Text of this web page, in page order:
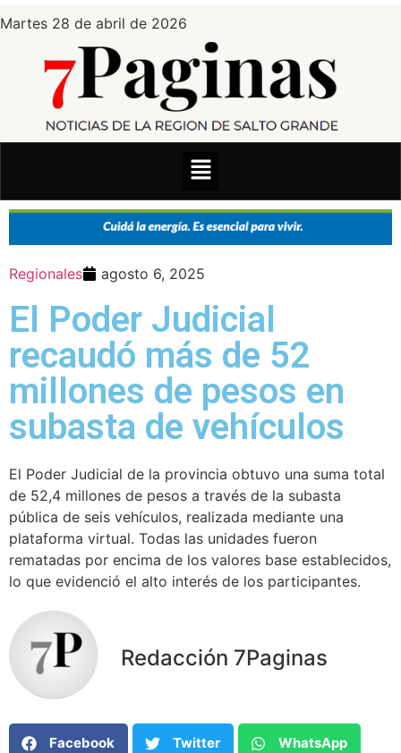
Martes 28 de abril de 2026
Regionales agosto 6, 2025
El Poder Judicial
recaudó más de 52
millones de pesos en
subasta de vehículos
El Poder Judicial de la provincia obtuvo una suma total
de 52,4 millones de pesos a través de la subasta
pública de seis vehículos, realizada mediante una
plataforma virtual. Todas las unidades fueron
rematadas por encima de los valores base establecidos,
lo que evidenció el alto interés de los participantes.
Redacción 7Paginas
Facebook Twitter WhatsApp